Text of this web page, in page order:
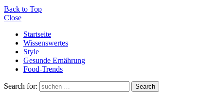
Back to Top
Close
Startseite
Wissenswertes
Style
Gesunde Ernährung
Food-Trends
Search for: Search